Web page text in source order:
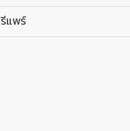
รีแพร์